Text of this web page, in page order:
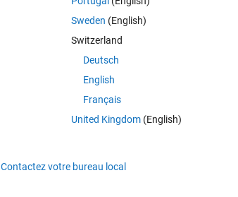
Connectez-vous pour répondre à cette
Sweden (English)
Switzerland
Deutsch
English
Français
United Kingdom(English)
Contactez votre bureau local